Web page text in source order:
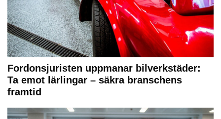
Fordonsjuristen uppmanar bilverkstäder:
Ta emot lärlingar – säkra branschens
framtid